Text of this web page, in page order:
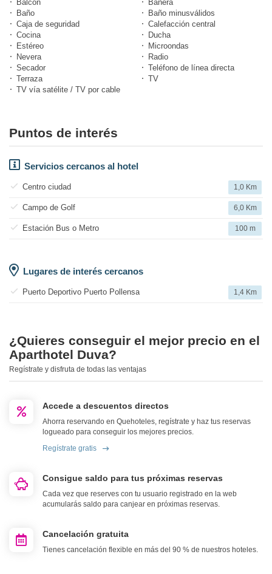
Balcón
Bañera
Baño
Baño minusválidos
Caja de seguridad
Calefacción central
Cocina
Ducha
Estéreo
Microondas
Nevera
Radio
Secador
Teléfono de línea directa
Terraza
TV
TV vía satélite / TV por cable
Puntos de interés
Servicios cercanos al hotel
Centro ciudad 1,0 Km
Campo de Golf 6,0 Km
Estación Bus o Metro 100 m
Lugares de interés cercanos
Puerto Deportivo Puerto Pollensa 1,4 Km
¿Quieres conseguir el mejor precio en el
Aparthotel Duva?
Regístrate y disfruta de todas las ventajas
Accede a descuentos directos
Ahorra reservando en Quehoteles, regístrate y haz tus reservas
logueado para conseguir los mejores precios.
Regístrate gratis
Consigue saldo para tus próximas reservas
Cada vez que reserves con tu usuario registrado en la web
acumularás saldo para canjear en próximas reservas.
Cancelación gratuita
Tienes cancelación flexible en más del 90 % de nuestros hoteles.